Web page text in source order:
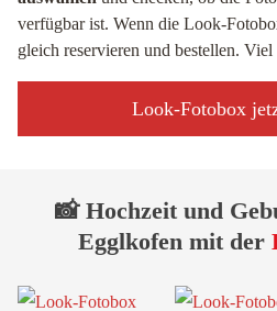
verfügbar ist. Wenn die Look-
gleich reservieren und bestellen. Viel
Look-Fotobox
📸 Hochzeit und
Egglkofen mit der